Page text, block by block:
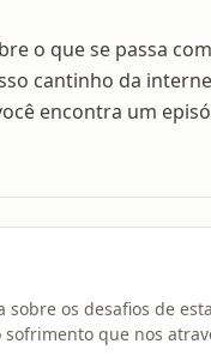
o que se passa
cantinho da
encontra um
sobre os desafios de
que nos